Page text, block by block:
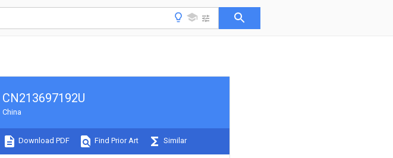
CN213697192U
China
Download PDF Find Prior Art Similar